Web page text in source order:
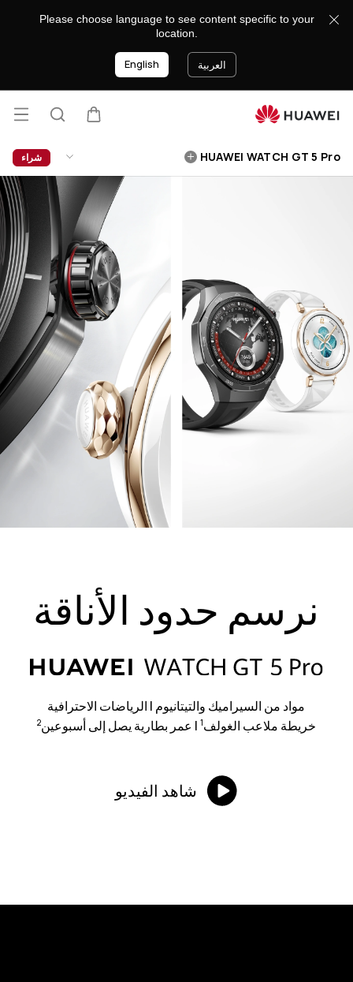
WATCH
Please choose language to see content specific to your
location.
العربية English
فتح
HUAWEI WATCH GT 5 Pro شراء
نرسم حدود الأناقة
مواد من السيراميك والتيتانيوم | الرياضات الاحترافية
خريطة ملاعب الغولف1
| عمر بطارية يصل إلى أسبوعين2
شاهد الفيديو